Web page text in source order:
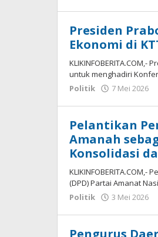
Presiden
Ekonomi di
untuk menghadiri
Politik
7 Mei 2026
Pelantikan
Amanah
Konsolidasi
(DPD) Partai Amanat
Politik
3 Mei 2026
Pengurus